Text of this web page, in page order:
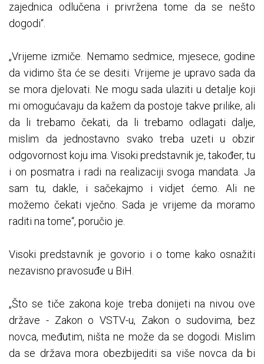
zajednica odlučena i privržena tome da se nešto
dogodi“.
„Vrijeme izmiče. Nemamo sedmice, mjesece, godine
da vidimo šta će se desiti. Vrijeme je upravo sada da
se mora djelovati. Ne mogu sada ulaziti u detalje koji
mi omogućavaju da kažem da postoje takve prilike, ali
da li trebamo čekati, da li trebamo odlagati dalje,
mislim da jednostavno svako treba uzeti u obzir
odgovornost koju ima. Visoki predstavnik je, također, tu
i on posmatra i radi na realizaciji svoga mandata. Ja
sam tu, dakle, i sačekajmo i vidjet ćemo. Ali ne
možemo čekati vječno. Sada je vrijeme da moramo
raditi na tome“, poručio je.
Visoki predstavnik je govorio i o tome kako osnažiti
nezavisno pravosuđe u BiH.
„Što se tiče zakona koje treba donijeti na nivou ove
države - Zakon o VSTV-u, Zakon o sudovima, bez
novca, međutim, ništa ne može da se dogodi. Mislim
da se država mora obezbijediti sa više novca da bi